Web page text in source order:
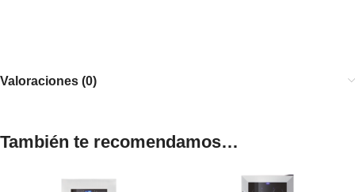
Valoraciones (0)
También te recomendamos…